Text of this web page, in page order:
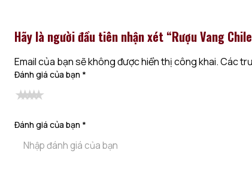
Hãy là người đầu tiên nhận xét “Rượu Vang
Email của bạn sẽ không được hiển thị công khai.Các
Đánh giá của bạn *
Đánh giá của bạn *